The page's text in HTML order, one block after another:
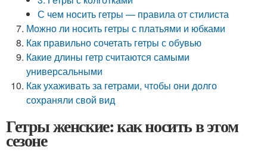
С чем носить гетры — правила от стилиста
Можно ли носить гетры с платьями и юбками
Как правильно сочетать гетры с обувью
Какие длины гетр считаются самыми
универсальными
Как ухаживать за гетрами, чтобы они долго
сохраняли свой вид
Гетры женские: как носить в этом
сезоне